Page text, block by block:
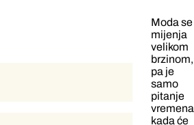
Moda se
mijenja
velikom
brzinom,
pa je
samo
pitanje
vremena
kada će